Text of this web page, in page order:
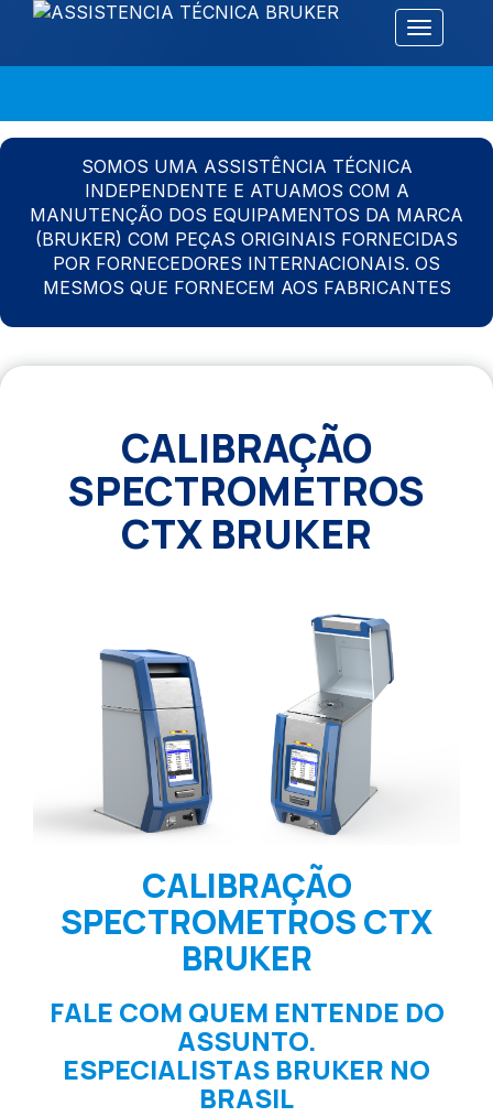
Alternar
SOMOS UMA ASSISTÊNCIA TÉCNICA
INDEPENDENTE E ATUAMOS COM A
MANUTENÇÃO DOS EQUIPAMENTOS DA MARCA
(BRUKER) COM PEÇAS ORIGINAIS FORNECIDAS
POR FORNECEDORES INTERNACIONAIS. OS
MESMOS QUE FORNECEM AOS FABRICANTES
CALIBRAÇÃO
SPECTROMETROS
CTX BRUKER
CALIBRAÇÃO
SPECTROMETROS CTX
BRUKER
FALE COM QUEM ENTENDE DO
ASSUNTO.
ESPECIALISTAS BRUKER NO
BRASIL